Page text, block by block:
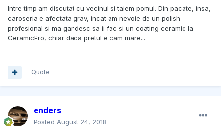
Intre timp am discutat cu vecinul si taiem pomul. Din pacate, insa,
caroseria e afectata grav, incat am nevoie de un polish
profesional si ma gandesc sa ii fac si un coating ceramic la
CeramicPro, chiar daca pretul e cam mare...
Quote
enders
Posted August 24, 2018